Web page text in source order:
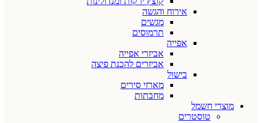
אירוח והגשה
מגשים
תרמוסים
אפייה
אביזרי אפייה
אביזרים להכנת פיצה
בישול
מארזי סירים
מחבתות
מוצרי חשמל
טוסטרים